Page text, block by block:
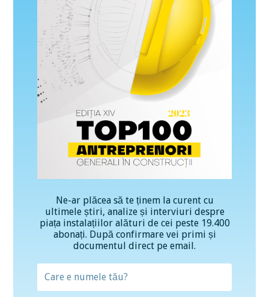
Ne-ar plăcea să te ținem la curent cu
ultimele știri, analize și interviuri despre
piața instalațiilor alături de cei peste 19.400
abonați. După confirmare vei primi și
documentul direct pe email.